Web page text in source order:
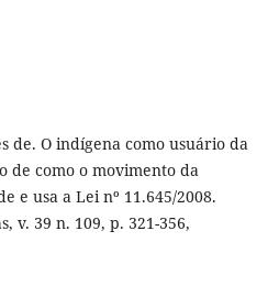
de. O indígena como usuário da
de como o movimento da
e usa a Lei nº 11.645/2008.
v. 39 n. 109, p. 321-356,